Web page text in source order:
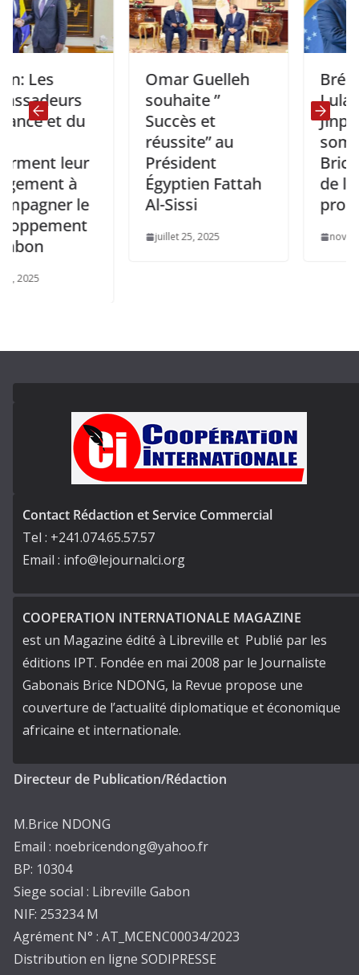
du
leur
à
le
Omar Guelleh
souhaite ”
Succès et
réussite” au
Président
Égyptien Fattah
Al-Sissi
juillet 25, 2025
Brésil-
Lula Invite
Jinping au
sommet
Brice en
de l’année
prochaine
novembre 24,
Contact Rédaction et Service Commercial
Tel : +241.074.65.57.57
Email : info@lejournalci.org
COOPERATION INTERNATIONALE MAGAZINE
est un Magazine édité à Libreville et Publié par les
éditions IPT. Fondée en mai 2008 par le Journaliste
Gabonais Brice NDONG, la Revue propose une
couverture de l’actualité diplomatique et économique
africaine et internationale.
Directeur de Publication/Rédaction
M.Brice NDONG
Email : noebricendong@yahoo.fr
BP: 10304
Siege social : Libreville Gabon
NIF: 253234 M
Agrément N° : AT_MCENC00034/2023
Distribution en ligne SODIPRESSE